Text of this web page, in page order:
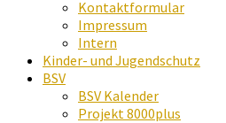
Kontaktformular
Impressum
Intern
Kinder- und Jugendschutz
BSV
BSV Kalender
Projekt 8000plus